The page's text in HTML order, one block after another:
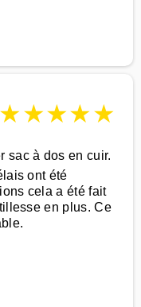
★★★★★
sac à dos en cuir.
ont été
cela a été fait
en plus. Ce